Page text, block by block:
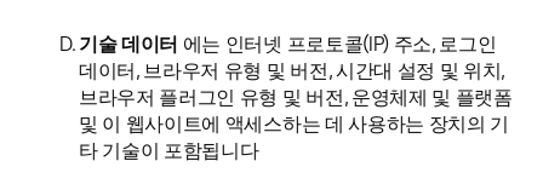
기술 데이터 에는 인터넷 프로토콜(IP) 주소, 로그인
데이터, 브라우저 유형 및 버전, 시간대 설정 및 위치,
브라우저 플러그인 유형 및 버전, 운영체제 및 플랫폼
및 이 웹사이트에 액세스하는 데 사용하는 장치의 기
타 기술이 포함됩니다